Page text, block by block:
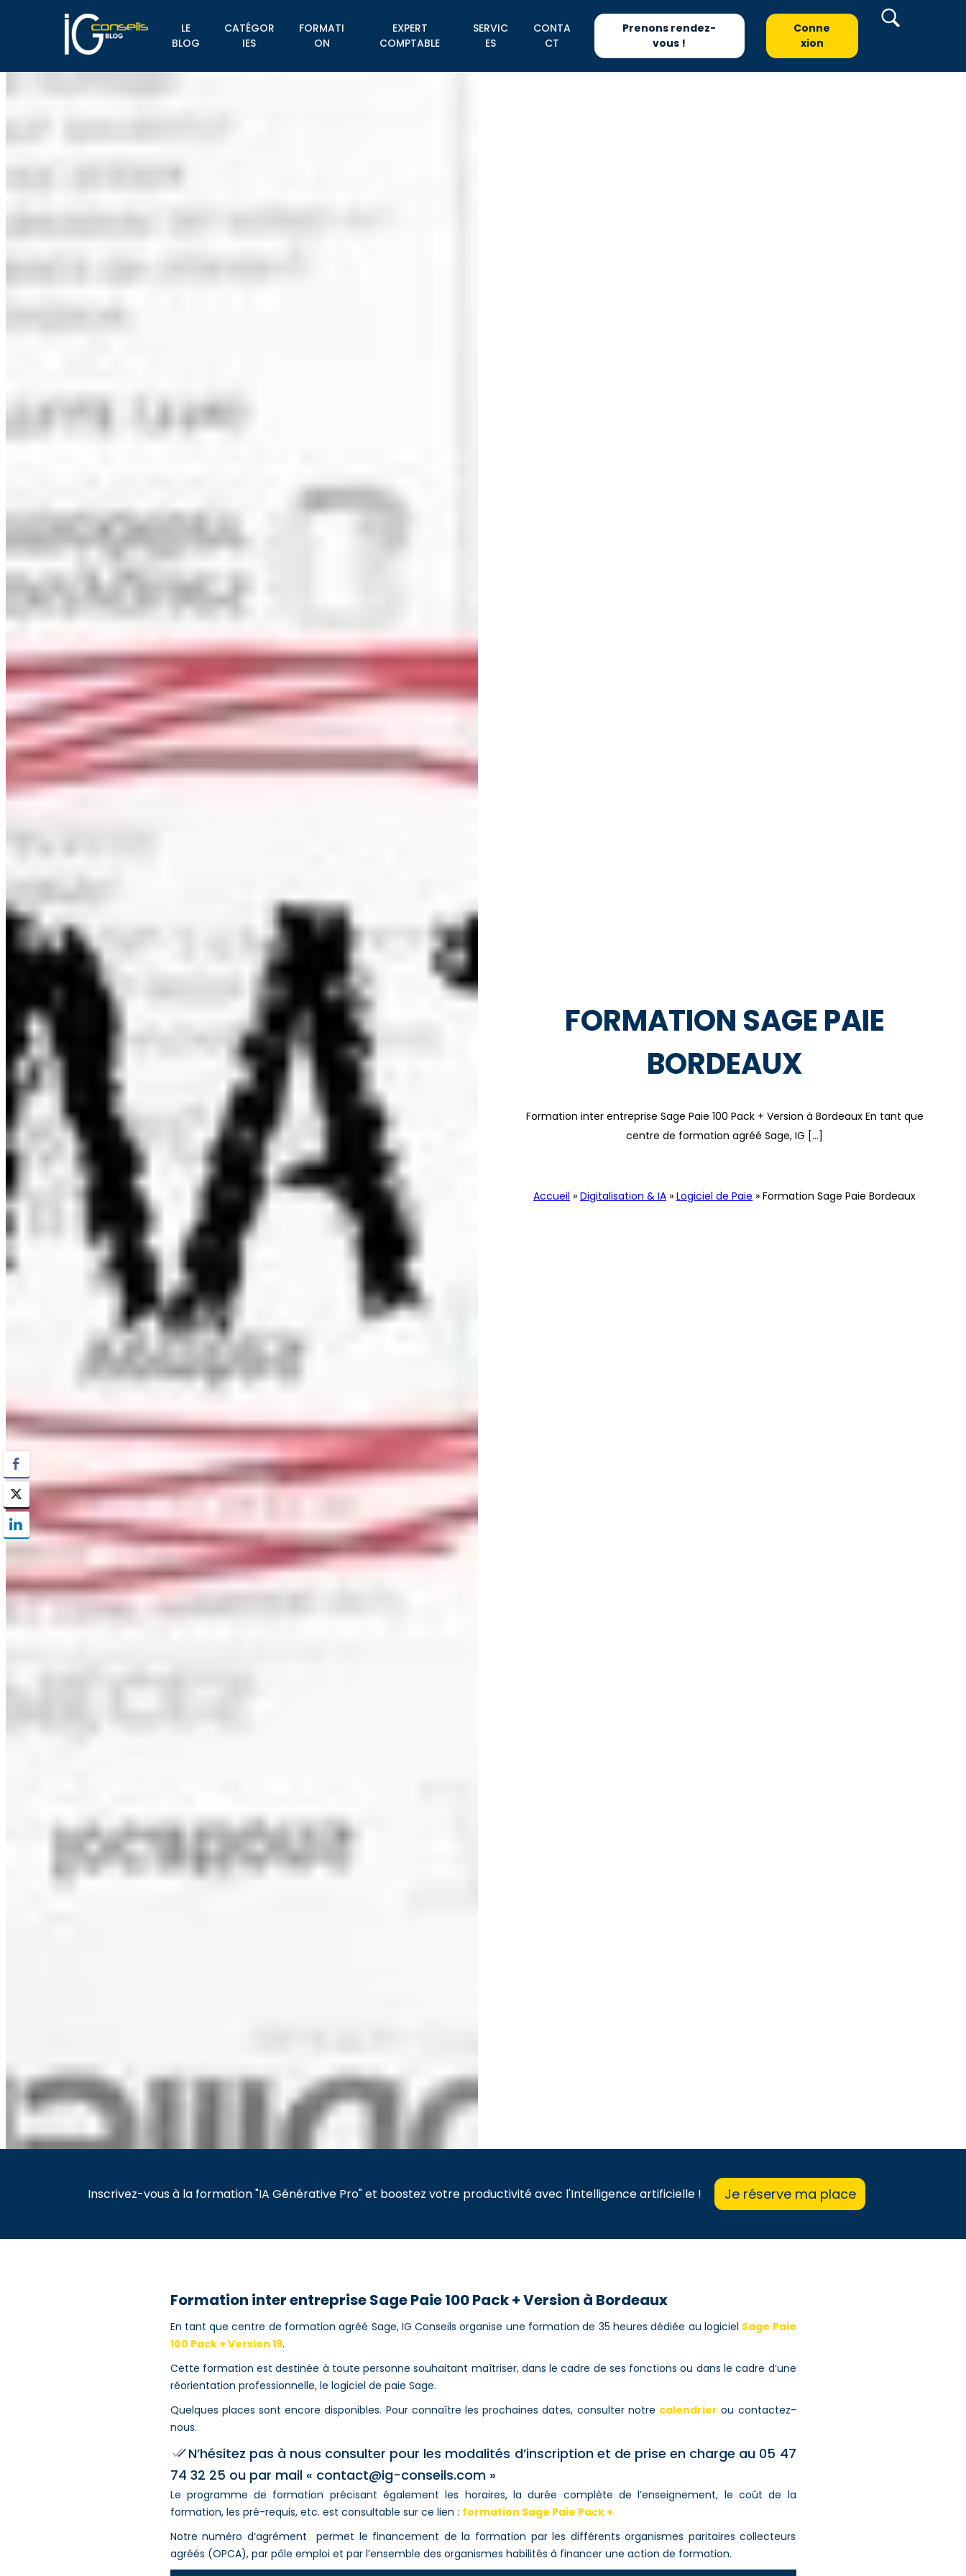
LE
BLOG
CATÉGOR
IES
FORMATI
ON
EXPERT
COMPTABLE
SERVIC
ES
CONTA
CT
Prenons rendez-
vous !
Conne
xion
FORMATION SAGE PAIE
BORDEAUX
Formation inter entreprise Sage Paie 100 Pack + Version à Bordeaux En tant que
centre de formation agréé Sage, IG […]
Accueil » Digitalisation & IA » Logiciel de Paie » Formation Sage Paie Bordeaux
Inscrivez-vous à la formation "IA Générative Pro" et boostez votre productivité avec l'Intelligence artificielle ! Je réserve ma place
Formation inter entreprise Sage Paie 100 Pack + Version à Bordeaux
En tant que centre de formation agréé Sage, IG Conseils organise une formation de 35 heures dédiée au logiciel Sage Paie
100 Pack + Version 19.
Cette formation est destinée à toute personne souhaitant maîtriser, dans le cadre de ses fonctions ou dans le cadre d’une
réorientation professionnelle, le logiciel de paie Sage.
Quelques places sont encore disponibles. Pour connaître les prochaines dates, consulter notre calendrier ou contactez-
nous.
N’hésitez pas à nous consulter pour les modalités d’inscription et de prise en charge au 05 47
74 32 25 ou par mail « contact@ig-conseils.com »
Le programme de formation précisant également les horaires, la durée complète de l’enseignement, le coût de la
formation, les pré-requis, etc. est consultable sur ce lien : formation Sage Paie Pack +
Notre numéro d’agrément permet le financement de la formation par les différents organismes paritaires collecteurs
agréés (OPCA), par pôle emploi et par l’ensemble des organismes habilités à financer une action de formation.